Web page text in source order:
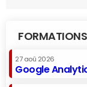
FORMATIONS
27 aoû 2026
Google